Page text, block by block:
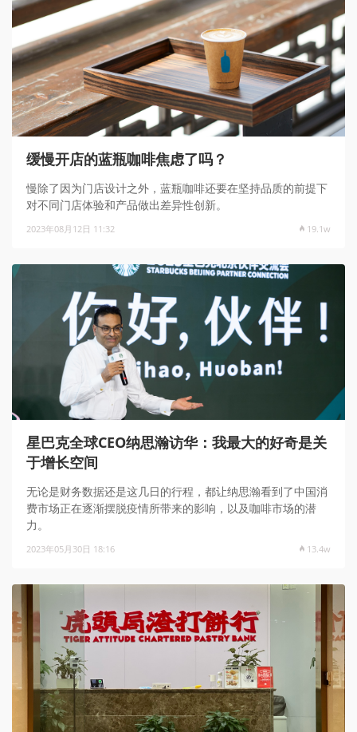
缓慢开店的蓝瓶咖啡焦虑了吗？
慢除了因为门店设计之外，蓝瓶咖啡还要在坚持品质的前提下
对不同门店体验和产品做出差异性创新。
2023年08月12日 11:32 19.1w
星巴克全球CEO纳思瀚访华：我最大的好奇是关
于增长空间
无论是财务数据还是这几日的行程，都让纳思瀚看到了中国消
费市场正在逐渐摆脱疫情所带来的影响，以及咖啡市场的潜
力。
2023年05月30日 18:16 13.4w